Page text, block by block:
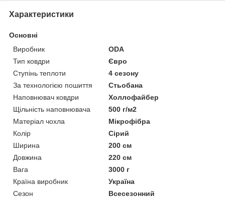
Характеристики
Основні
Виробник
ODA
Тип ковдри
Євро
Ступінь теплоти
4 сезону
За технологією пошиття
Стьобана
Наповнювач ковдри
Холлофайбер
Щільність наповнювача
500 г/м2
Матеріал чохла
Мікрофібра
Колір
Сірий
Ширина
200 см
Довжина
220 см
Вага
3000 г
Країна виробник
Україна
Сезон
Всесезонний